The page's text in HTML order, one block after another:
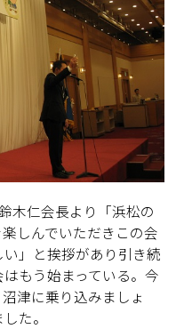
木仁会長より「浜松の
しんでいただきこの会
」と挨拶があり引き続
もう始まっている。今
津に乗り込みましょ
た。